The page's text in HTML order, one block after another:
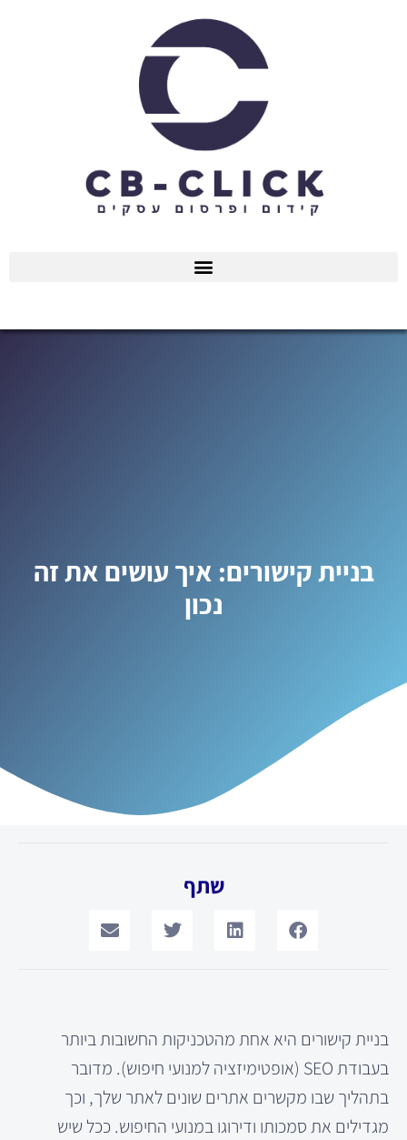
בניית קישורים: איך עושים את זה
נכון
שתף
בניית קישורים היא אחת מהטכניקות החשובות ביותר
בעבודת SEO (אופטימיזציה למנועי חיפוש). מדובר
בתהליך שבו מקשרים אתרים שונים לאתר שלך, וכך
מגדילים את סמכותו ודירוגו במנועי החיפוש. ככל שיש